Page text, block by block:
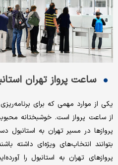
ساعت پرواز تهران
یکی از موارد مهمی که برای
از ساعت پرواز است. خوشبختانه
پروازها در مسیر تهران به استانبول
بتوانند انتخاب‌های ویژه‌ای داشته
پروازهای تهران به استانبول را